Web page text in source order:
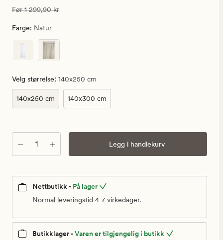
649,95
kr.
kr
Vanlig pris 1 299,90 kr
Før1 299,90 kr
Farge: Natur
Velg størrelse: 140x250 cm
140x250 cm 140x300 cm
Antall Legg i handlekurv
Nettbutikk - På lager
Normal leveringstid 4-7 virkedager.
Butikklager -Varen er tilgjengelig i butikk